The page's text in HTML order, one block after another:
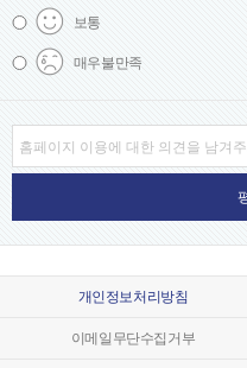
보통
매우불만족
개인정보처리방침
이메일무단수집거부